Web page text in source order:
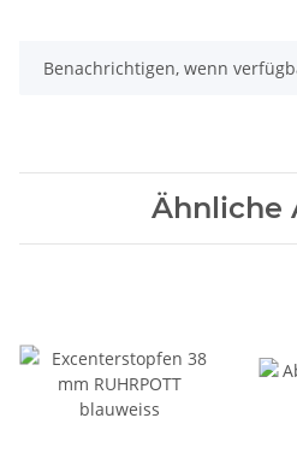
Benachrichtigen, wenn
Ähnliche